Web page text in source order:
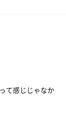
最高の施設だ
行だと思え！
て感じじゃなか